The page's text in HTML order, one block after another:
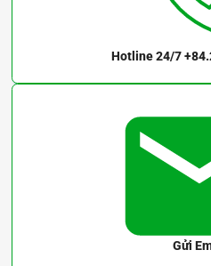
Hotline 24/7
Gửi